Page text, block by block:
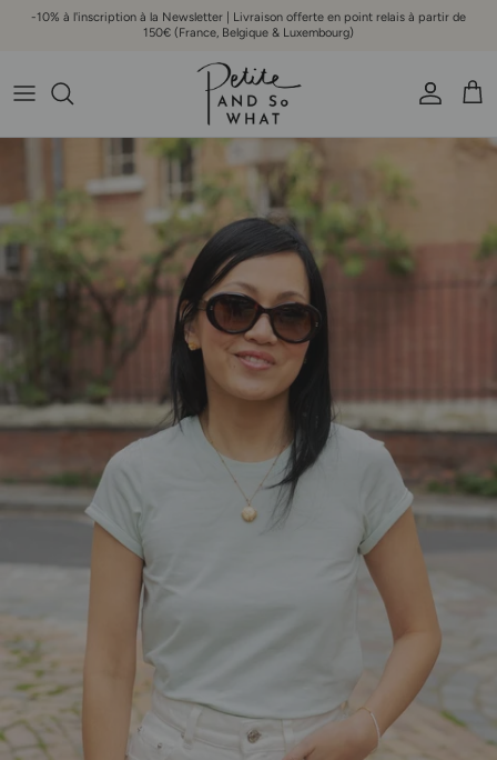
Aller au contenu
-10% à l'inscription à la Newsletter | Livraison offerte en point relais à partir de
150€ (France, Belgique & Luxembourg)
Compte
Passer aux informations produits